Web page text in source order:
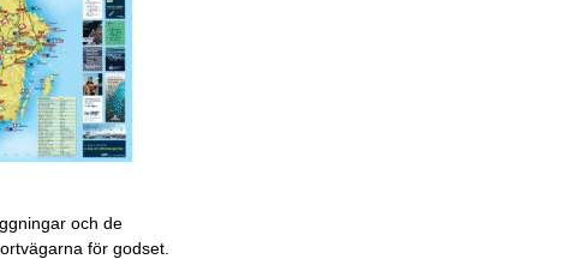
och de
för godset.